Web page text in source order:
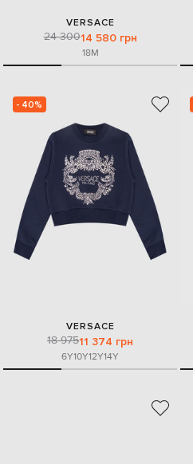
VERSACE
24 30014 580 грн
18M
- 40%
VERSACE
18 97511 374 грн
6Y10Y12Y14Y